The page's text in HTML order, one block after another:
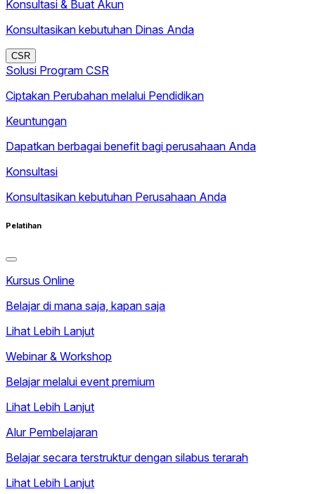
Konsultasi & Buat Akun
Konsultasikan kebutuhan Dinas Anda
CSR
Solusi Program CSR
Ciptakan Perubahan melalui Pendidikan
Keuntungan
Dapatkan berbagai benefit bagi perusahaan Anda
Konsultasi
Konsultasikan kebutuhan Perusahaan Anda
Pelatihan
Kursus Online
Belajar di mana saja, kapan saja
Lihat Lebih Lanjut
Webinar & Workshop
Belajar melalui event premium
Lihat Lebih Lanjut
Alur Pembelajaran
Belajar secara terstruktur dengan silabus terarah
Lihat Lebih Lanjut